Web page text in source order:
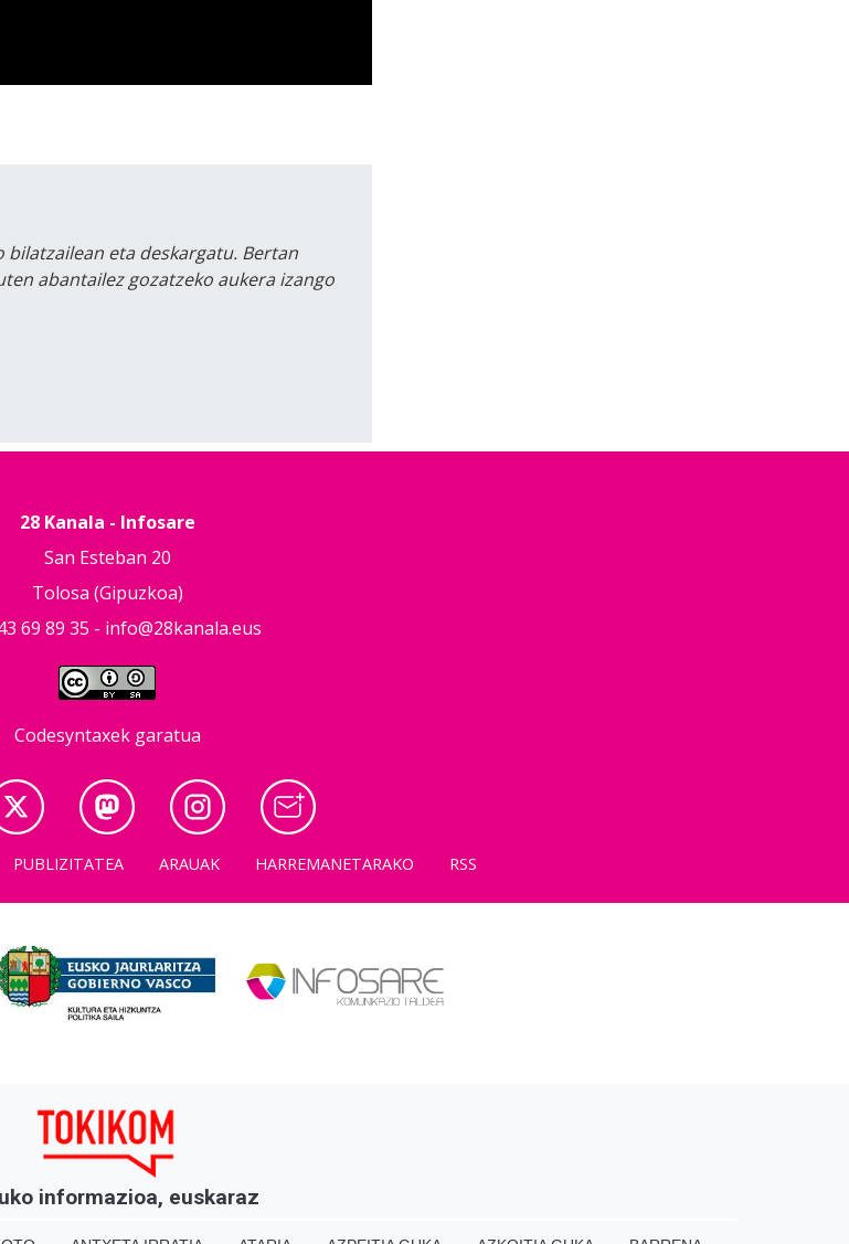
bilatzailean eta deskargatu. Bertan
abantailez gozatzeko aukera izango
28 Kanala - Infosare
San Esteban 20
Tolosa (Gipuzkoa)
69 89 35 - info@28kanala.eus
Codesyntaxek garatua
PUBLIZITATEA ARAUAK HARREMANETARAKO RSS
informazioa, euskaraz